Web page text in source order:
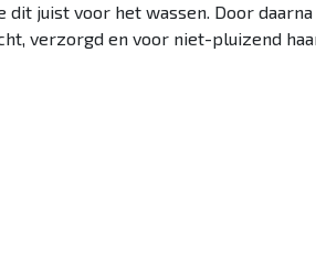
juist voor het wassen. Door
verzorgd en voor niet-pluizend